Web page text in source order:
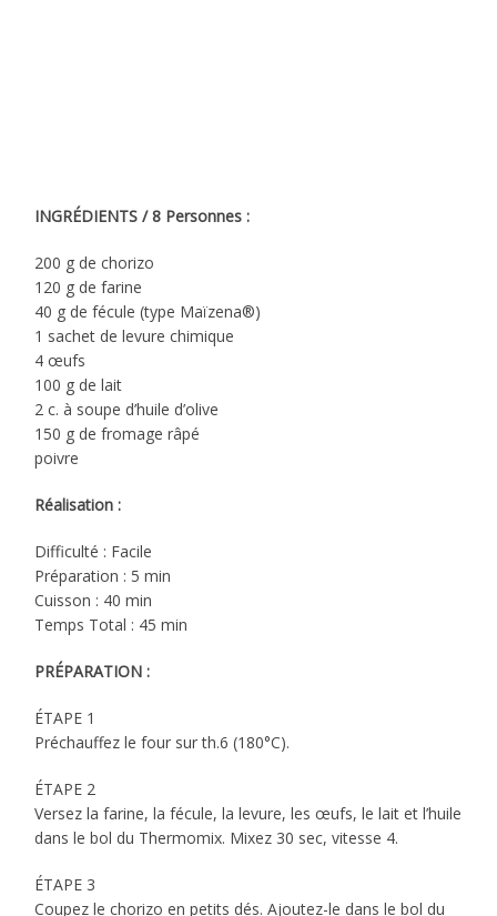
INGRÉDIENTS / 8 Personnes :
200 g de chorizo
120 g de farine
40 g de fécule (type Maïzena®)
1 sachet de levure chimique
4 œufs
100 g de lait
2 c. à soupe d’huile d’olive
150 g de fromage râpé
poivre
Réalisation :
Difficulté : Facile
Préparation : 5 min
Cuisson : 40 min
Temps Total : 45 min
PRÉPARATION :
ÉTAPE 1
Préchauffez le four sur th.6 (180°C).
ÉTAPE 2
Versez la farine, la fécule, la levure, les œufs, le lait et l’huile
dans le bol du Thermomix. Mixez 30 sec, vitesse 4.
ÉTAPE 3
Coupez le chorizo en petits dés. Ajoutez-le dans le bol du